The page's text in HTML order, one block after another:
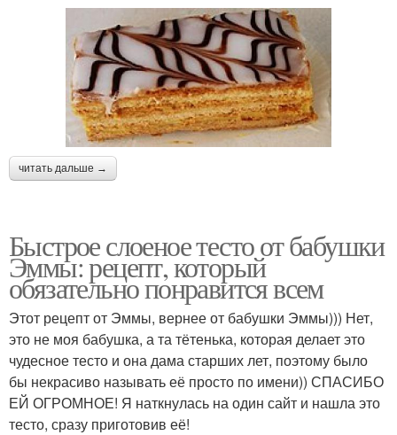
читать дальше →
Быстрое слоеное тесто от бабушки
Эммы: рецепт, который
обязательно понравится всем
Этот рецепт от Эммы, вернее от бабушки Эммы))) Нет,
это не моя бабушка, а та тётенька, которая делает это
чудесное тесто и она дама старших лет, поэтому было
бы некрасиво называть её просто по имени)) СПАСИБО
ЕЙ ОГРОМНОЕ! Я наткнулась на один сайт и нашла это
тесто, сразу приготовив её!